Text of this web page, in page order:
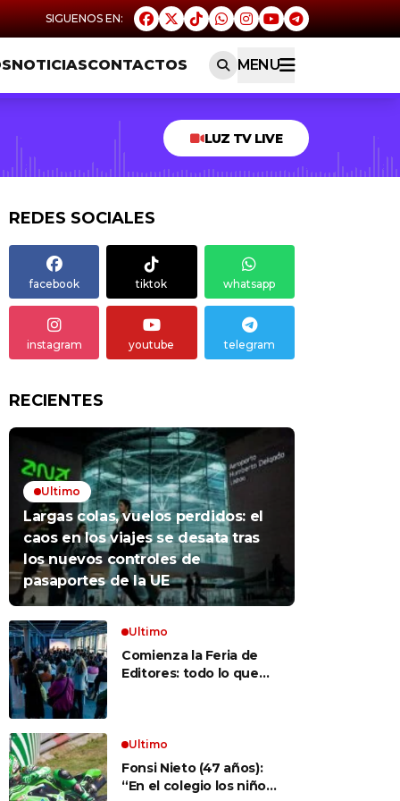
NOTICIASCONTACTOS MENU
LUZ TV LIVE
REDES SOCIALES
facebook tiktok whatsapp
instagram youtube telegram
RECIENTES
Ultimo
Largas colas, vuelos perdidos: el
caos en los viajes se desata tras
los nuevos controles de
pasaportes de la UE
Ultimo
Comienza la Feria de
Editores: todo lo que
Ultimo
Fonsi Nieto (47 años):
“En el colegio los niños